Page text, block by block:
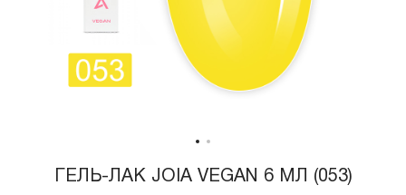
ГЕЛЬ-ЛАК JOIA VEGAN 6 МЛ (053)